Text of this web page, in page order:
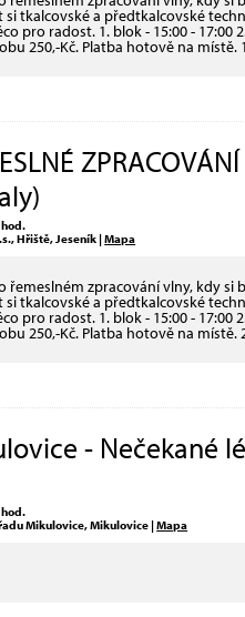
si tkalcovské a předtkalcovské
pro radost. 1. blok - 15:00 - 17:00
250,-Kč. Platba hotově na místě.
Hřiště, Jeseník |Mapa
řemeslném zpracování vlny, kdy si
si tkalcovské a předtkalcovské
pro radost. 1. blok - 15:00 - 17:00
250,-Kč. Platba hotově na místě.
- Nečekané
Mikulovice, Mikulovice |Mapa